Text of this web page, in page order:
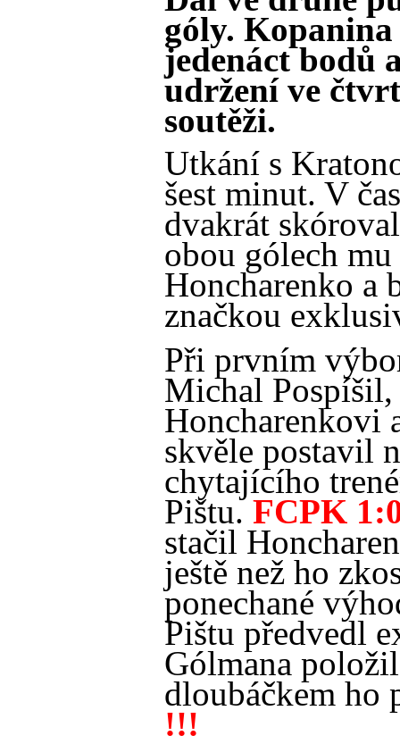
góly.
jedenáct bodů
udržení ve
soutěži.
Utkání s
šest minut. V
dvakrát
obou gólech
Honcharenko a
značkou
Při prvním
Michal
Honcharenkovi
skvěle postavil
chytajícího
Pištu.FCPK
stačil
ještě než ho
ponechané
Pištu předvedl
Gólmana
dloubáčkem ho
!!!